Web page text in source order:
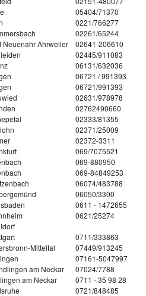
05404/71370
0221/766277
02261/65244
Neuenahr Ahrweiler
02641-206610
02445/911083
06131/632036
06721 / 991393
06721/991393
02631/978978
02762490660
02333/81355
02371/25009
02372-3311
069/7075521
069-880950
069-84849253
06074/483788
06050/3300
0611 - 1472655
0621/25274
0711/333863
Mitteltal
07449/913245
07161-5047997
am Neckar
07024/7788
am Neckar
0711 - 35 98 28
0721/848485